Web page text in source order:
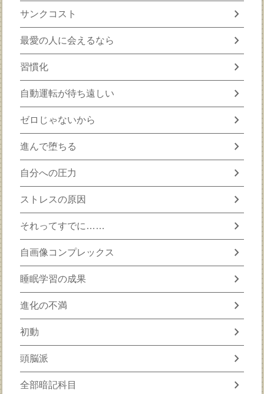
サンクコスト chevron_right
最愛の人に会えるなら chevron_right
習慣化 chevron_right
自動運転が待ち遠しい chevron_right
ゼロじゃないから chevron_right
進んで堕ちる chevron_right
自分への圧力 chevron_right
ストレスの原因 chevron_right
それってすでに…… chevron_right
自画像コンプレックス chevron_right
睡眠学習の成果 chevron_right
進化の不満 chevron_right
初動 chevron_right
頭脳派 chevron_right
全部暗記科目 chevron_right